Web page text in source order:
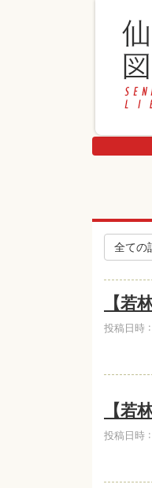
全ての
【若
投稿日時
【若
投稿日時